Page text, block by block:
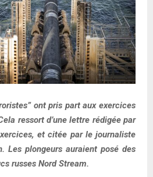
ont pris part aux exercices
ressort d’une lettre rédigée par
et citée par le journaliste
Les plongeurs auraient posé des
russes Nord Stream.